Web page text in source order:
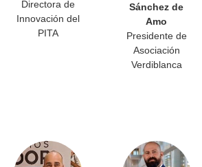
Directora de
Innovación del
PITA
Sánchez de
Amo
Presidente de
Asociación
Verdiblanca